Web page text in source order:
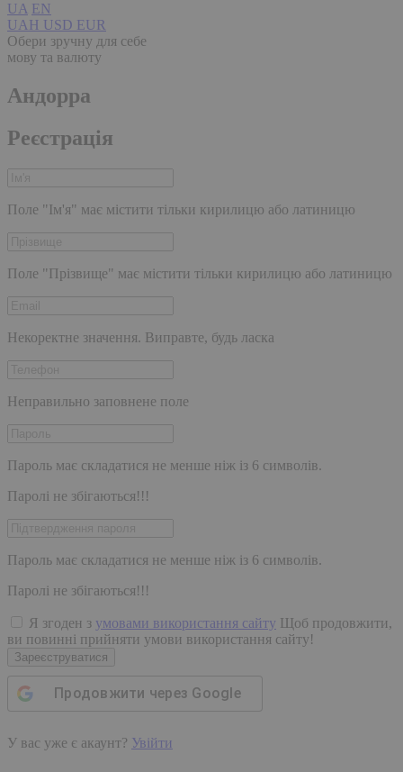
UA EN
UAH USD EUR
Обери зручну для себе
мову та валюту
Андорра
Реєстрація
Поле "Ім'я" має містити тільки кирилицю або латиницю
Поле "Прізвище" має містити тільки кирилицю або латиницю
Некоректне значення. Виправте, будь ласка
Неправильно заповнене поле
Пароль має складатися не менше ніж із 6 символів.
Паролі не збігаються!!!
Пароль має складатися не менше ніж із 6 символів.
Паролі не збігаються!!!
Я згоден з умовами використання сайту Щоб продовжити,
ви повинні прийняти умови використання сайту!
Зареєструватися
Продовжити через Google
У вас уже є акаунт? Увійти